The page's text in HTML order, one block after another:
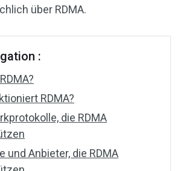
über RDMA.
:
RDMA?
die RDMA
und Anbieter, die RDMA